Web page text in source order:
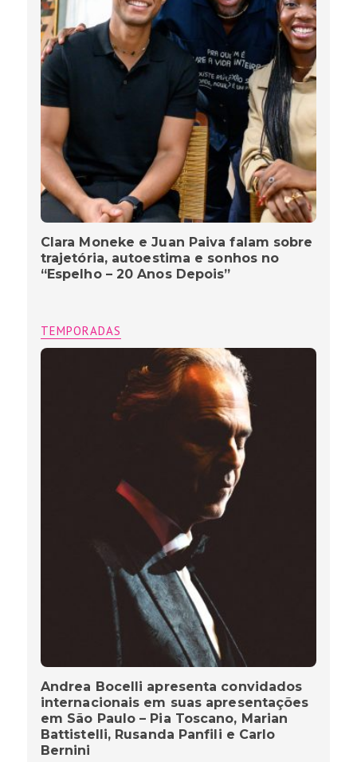
Clara Moneke e Juan Paiva falam sobre
trajetória, autoestima e sonhos no
“Espelho – 20 Anos Depois”
TEMPORADAS
Andrea Bocelli apresenta convidados
internacionais em suas apresentações
em São Paulo – Pia Toscano, Marian
Battistelli, Rusanda Panfili e Carlo
Bernini